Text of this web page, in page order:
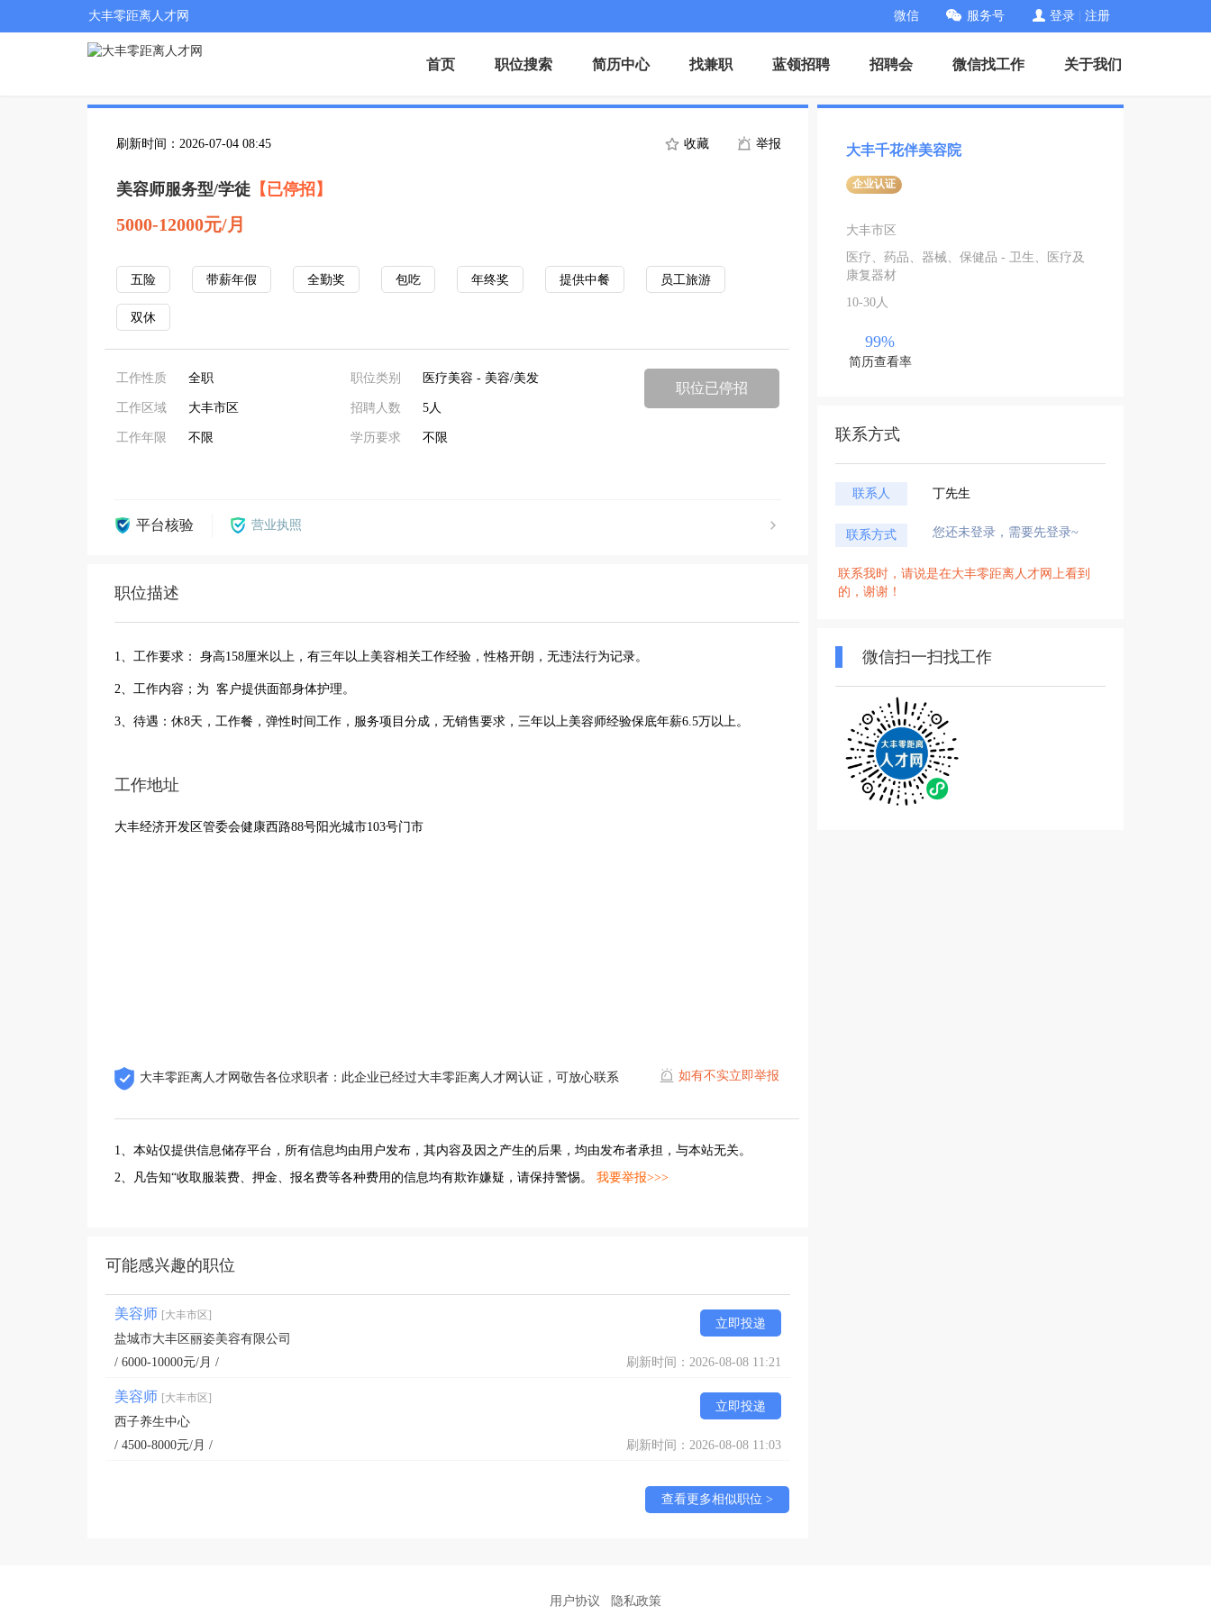
大丰零距离人才网 微信 服务号 登录 注册
首页 职位搜索 简历中心 找兼职 蓝领招聘 招聘会 微信找工作 关于我们
刷新时间：2026-07-04 08:45 收藏 举报
美容师服务型/学徒 【已停招】
5000-12000元/月
五险 带薪年假 全勤奖 包吃 年终奖 提供中餐 员工旅游
双休
工作性质 全职
工作区域 大丰市区
工作年限 不限
职位类别 医疗美容 - 美容/美发
招聘人数 5人
学历要求 不限
职位已停招
平台核验 营业执照
职位描述
1、工作要求： 身高158厘米以上，有三年以上美容相关工作经验，性格开朗，无违法行为记录。
2、工作内容；为 客户提供面部身体护理。
3、待遇：休8天，工作餐，弹性时间工作，服务项目分成，无销售要求，三年以上美容师经验保底年薪6.5万以上。
工作地址
大丰经济开发区管委会健康西路88号阳光城市103号门市
大丰零距离人才网敬告各位求职者：此企业已经过大丰零距离人才网认证，可放心联系 如有不实立即举报
1、本站仅提供信息储存平台，所有信息均由用户发布，其内容及因之产生的后果，均由发布者承担，与本站无关。
2、凡告知“收取服装费、押金、报名费等各种费用的信息均有欺诈嫌疑，请保持警惕。 我要举报>>>
可能感兴趣的职位
美容师 [大丰市区]
立即投递
盐城市大丰区丽姿美容有限公司
/ 6000-10000元/月 /
刷新时间：2026-08-08 11:21
美容师 [大丰市区]
立即投递
西子养生中心
/ 4500-8000元/月 /
刷新时间：2026-08-08 11:03
查看更多相似职位 >
大丰千花伴美容院
企业认证
大丰市区
医疗、药品、器械、保健品 - 卫生、医疗及
康复器材
10-30人
99%
简历查看率
联系方式
联系人 丁先生
联系方式 您还未登录，需要先登录~
联系我时，请说是在大丰零距离人才网上看到
的，谢谢！
微信扫一扫找工作
用户协议 隐私政策